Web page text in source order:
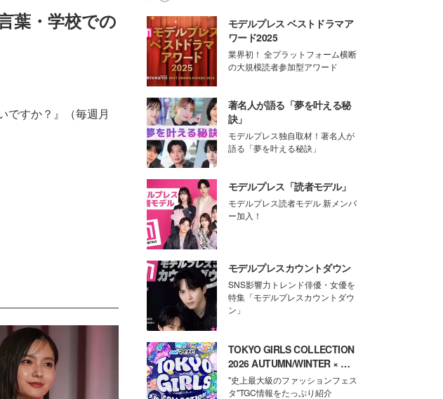
葉・学校での
ですか？』（毎週月
モデルプレス ベストドラマア
ワード2025
業界初！ 全プラットフォーム横断
の大規模読者参加型アワード
著名人が語る「夢を叶える秘
訣」
モデルプレス独自取材！著名人が
語る「夢を叶える秘訣」
モデルプレス「読者モデル」
モデルプレス読者モデル 新メンバ
ー加入！
モデルプレスカウントダウン
SNS影響力トレンド俳優・女優を
特集「モデルプレスカウントダウ
ン」
TOKYO GIRLS COLLECTION
2026 AUTUMN/WINTER × モ
デルプレス
"史上最大級のファッションフェス
タ"TGC情報をたっぷり紹介